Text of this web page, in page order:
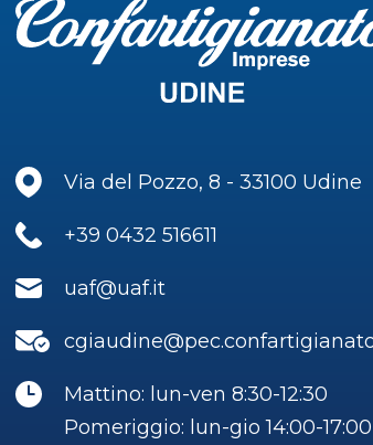
Via del Pozzo, 8 - 33100 Udine
+39 0432 516611
uaf@uaf.it
Mattino: lun-ven 8:30-12:30
Pomeriggio: lun-gio 14:00-17:00